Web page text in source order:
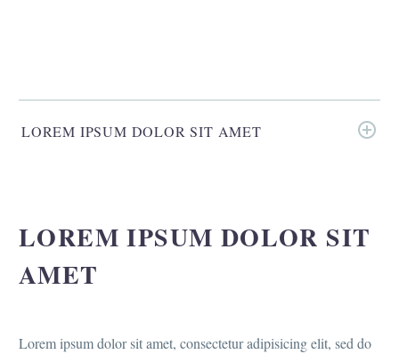
LOREM IPSUM DOLOR SIT AMET
LOREM IPSUM DOLOR SIT
AMET
Lorem ipsum dolor sit amet, consectetur adipisicing elit, sed do